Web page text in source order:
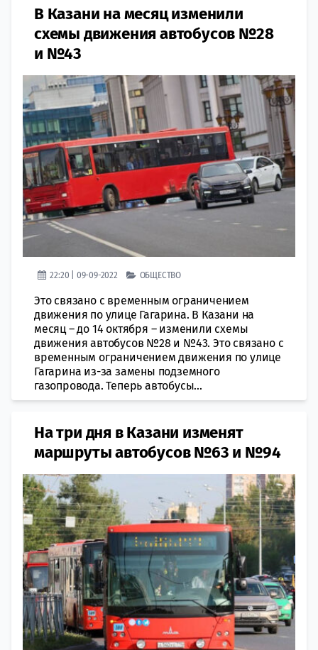
В Казани на месяц изменили
схемы движения автобусов №28
и №43
22:20 | 09-09-2022 ОБЩЕСТВО
Это связано с временным ограничением
движения по улице Гагарина. В Казани на
месяц – до 14 октября – изменили схемы
движения автобусов №28 и №43. Это связано с
временным ограничением движения по улице
Гагарина из-за замены подземного
газопровода. Теперь автобусы...
На три дня в Казани изменят
маршруты автобусов №63 и №94